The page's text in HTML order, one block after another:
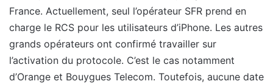
France. Actuellement, seul l’opérateur SFR prend en
charge le RCS pour les utilisateurs d’iPhone. Les autres
grands opérateurs ont confirmé travailler sur
l’activation du protocole. C’est le cas notamment
d’Orange et Bouygues Telecom. Toutefois, aucune date